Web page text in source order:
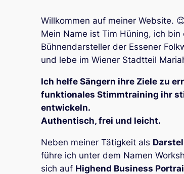
Willkommen auf meiner Website.
Mein Name ist Tim Hüning, ich
Bühnendarsteller der Essener
und lebe im Wiener Stadtteil
Ich helfe Sängern ihre Ziele zu
funktionales Stimmtraining ihr
entwickeln.
Authentisch, frei und leicht.
Neben meiner Tätigkeit als
führe ich unter dem Namen
sich auf Highend Business